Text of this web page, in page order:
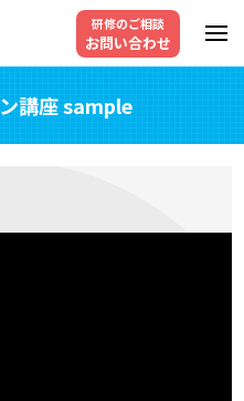
研修のご相談
お問い合わせ
講座 sample